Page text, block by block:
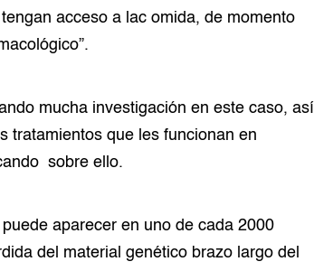
acceso a lac omida, de momento
mucha investigación en este caso, así
tratamientos que les funcionan en
sobre ello.
aparecer en uno de cada 2000
del material genético brazo largo del